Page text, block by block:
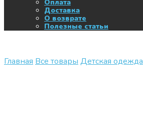
Оплата
Доставка
О возврате
Полезные статьи
Главная Все товары Детская одежда